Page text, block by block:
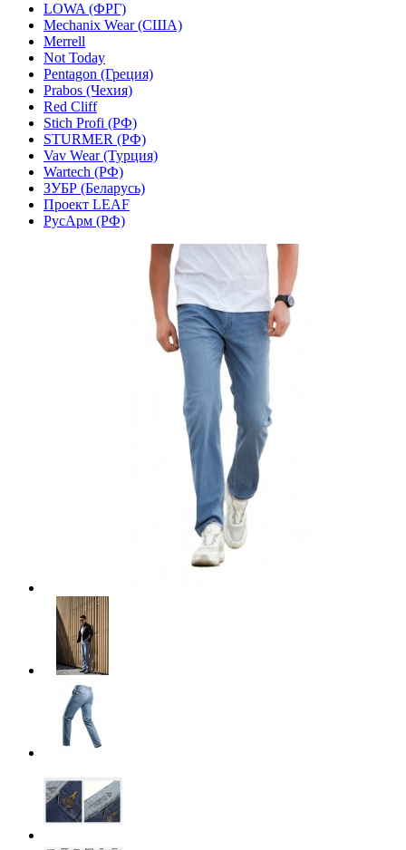
LOWA (ФРГ)
Mechanix Wear (США)
Merrell
Not Today
Pentagon (Греция)
Prabos (Чехия)
Red Cliff
Stich Profi (РФ)
STURMER (РФ)
Vav Wear (Турция)
Wartech (РФ)
ЗУБР (Беларусь)
Проект LEAF
РусАрм (РФ)